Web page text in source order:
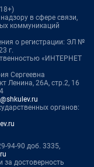
в сфере связи,
коммуникаций
о регистрации: ЭЛ №
г.
«ИНТЕРНЕТ
Сергеевна
Ленина, 26А, стр.2, 16
органов:
94-90 доб. 3335,
за достоверность